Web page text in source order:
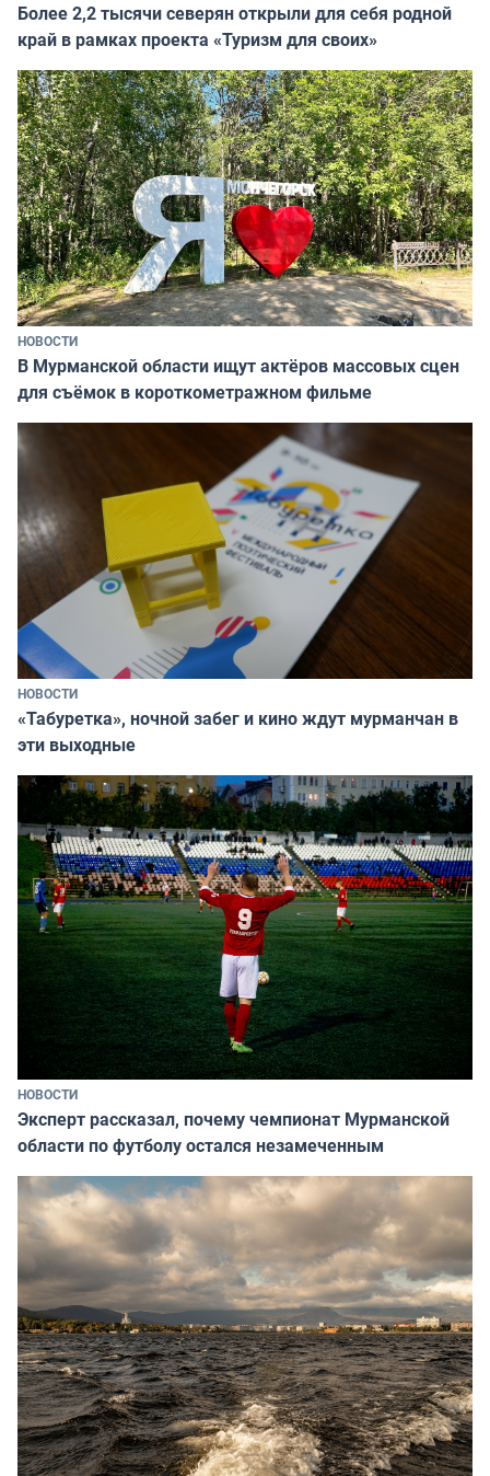
Более 2,2 тысячи северян открыли для себя родной
край в рамках проекта «Туризм для своих»
НОВОСТИ
В Мурманской области ищут актёров массовых сцен
для съёмок в короткометражном фильме
НОВОСТИ
«Табуретка», ночной забег и кино ждут мурманчан в
эти выходные
НОВОСТИ
Эксперт рассказал, почему чемпионат Мурманской
области по футболу остался незамеченным